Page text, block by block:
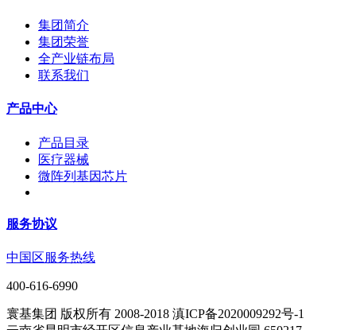
集团简介
集团荣誉
全产业链布局
联系我们
产品中心
产品目录
医疗器械
微阵列基因芯片
服务协议
中国区服务热线
400-616-6990
寰基集团 版权所有 2008-2018 滇ICP备2020009292号-1